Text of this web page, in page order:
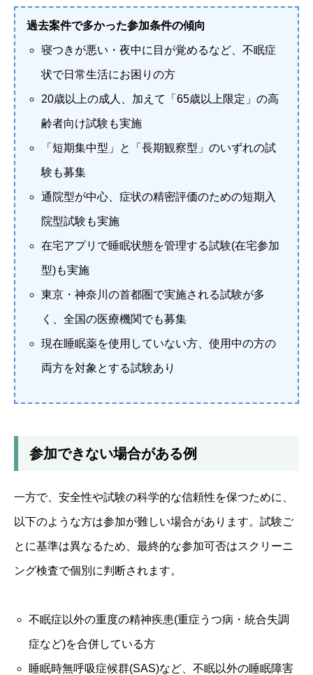
過去案件で多かった参加条件の傾向
寝つきが悪い・夜中に目が覚めるなど、不眠症
状で日常生活にお困りの方
20歳以上の成人、加えて「65歳以上限定」の高
齢者向け試験も実施
「短期集中型」と「長期観察型」のいずれの試
験も募集
通院型が中心、症状の精密評価のための短期入
院型試験も実施
在宅アプリで睡眠状態を管理する試験(在宅参加
型)も実施
東京・神奈川の首都圏で実施される試験が多
く、全国の医療機関でも募集
現在睡眠薬を使用していない方、使用中の方の
両方を対象とする試験あり
参加できない場合がある例
一方で、安全性や試験の科学的な信頼性を保つために、
以下のような方は参加が難しい場合があります。試験ご
とに基準は異なるため、最終的な参加可否はスクリーニ
ング検査で個別に判断されます。
不眠症以外の重度の精神疾患(重症うつ病・統合失調
症など)を合併している方
睡眠時無呼吸症候群(SAS)など、不眠以外の睡眠障害